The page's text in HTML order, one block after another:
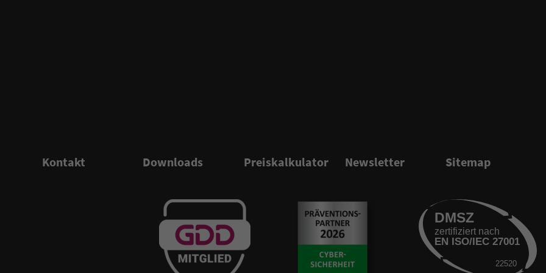
Kontakt Downloads Preiskalkulator Newsletter Sitemap